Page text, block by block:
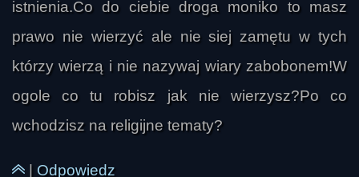
istnienia.Co do ciebie droga moniko to masz
prawo nie wierzyć ale nie siej zamętu w tych
którzy wierzą i nie nazywaj wiary zabobonem!W
ogole co tu robisz jak nie wierzysz?Po co
wchodzisz na religijne tematy?
Odpowiedz